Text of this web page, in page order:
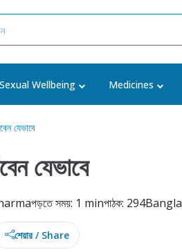
Sexual Wellbeing Medicines
যেভাবে
যেভাবে
পড়তে সময়: 1 minপাঠক: 294Bangla
শেয়ার / Share